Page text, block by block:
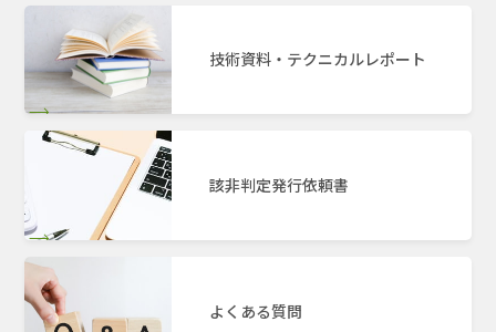
技術資料・テクニカルレポート
該非判定発行依頼書
よくある質問